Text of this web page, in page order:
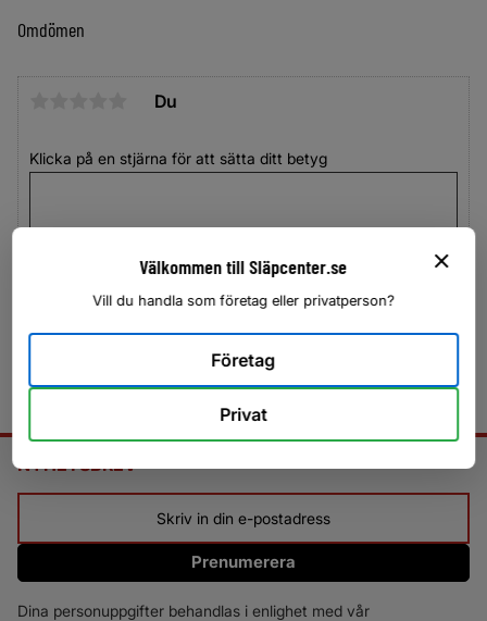
Omdömen
Du
Klicka på en stjärna för att sätta ditt betyg
NYHETSBREV
Prenumerera
Dina personuppgifter behandlas i enlighet med vår
Välkommen till Släpcenter.se
Vill du handla som företag eller privatperson?
Företag
Privat